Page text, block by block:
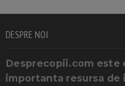
DESPRE NOI
Desprecopii.com este
importanta resursa